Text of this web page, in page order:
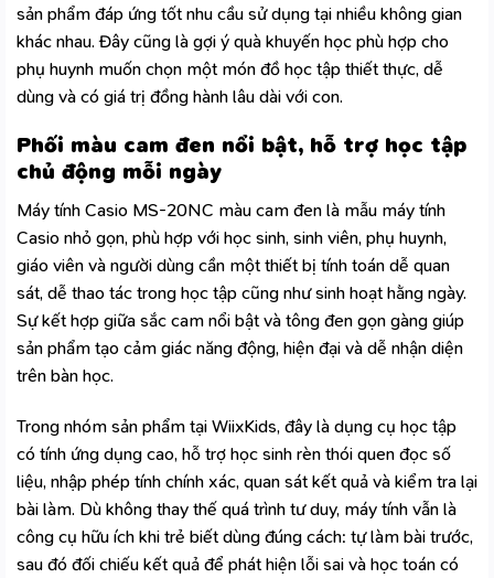
sản phẩm đáp ứng tốt nhu cầu sử dụng tại nhiều không gian
khác nhau. Đây cũng là gợi ý quà khuyến học phù hợp cho
phụ huynh muốn chọn một món đồ học tập thiết thực, dễ
dùng và có giá trị đồng hành lâu dài với con.
Phối màu cam đen nổi bật, hỗ trợ học tập
chủ động mỗi ngày
Máy tính Casio MS-20NC màu cam đen là mẫu máy tính
Casio nhỏ gọn, phù hợp với học sinh, sinh viên, phụ huynh,
giáo viên và người dùng cần một thiết bị tính toán dễ quan
sát, dễ thao tác trong học tập cũng như sinh hoạt hằng ngày.
Sự kết hợp giữa sắc cam nổi bật và tông đen gọn gàng giúp
sản phẩm tạo cảm giác năng động, hiện đại và dễ nhận diện
trên bàn học.
Trong nhóm sản phẩm tại WiixKids, đây là dụng cụ học tập
có tính ứng dụng cao, hỗ trợ học sinh rèn thói quen đọc số
liệu, nhập phép tính chính xác, quan sát kết quả và kiểm tra lại
bài làm. Dù không thay thế quá trình tư duy, máy tính vẫn là
công cụ hữu ích khi trẻ biết dùng đúng cách: tự làm bài trước,
sau đó đối chiếu kết quả để phát hiện lỗi sai và học toán có